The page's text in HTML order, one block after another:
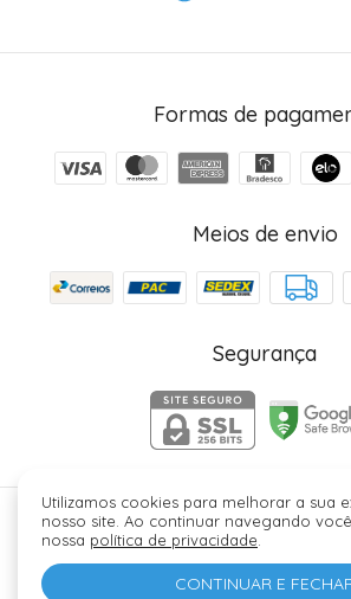
Utilizamos cookies para melhorar a sua
nosso site. Ao continuar navegando
nossa política de privacidade
CONTINUAR E
Formas de
Meios de envio
Segurança
Júlia Fez Cosméticos -
2026 - Todos os direitos